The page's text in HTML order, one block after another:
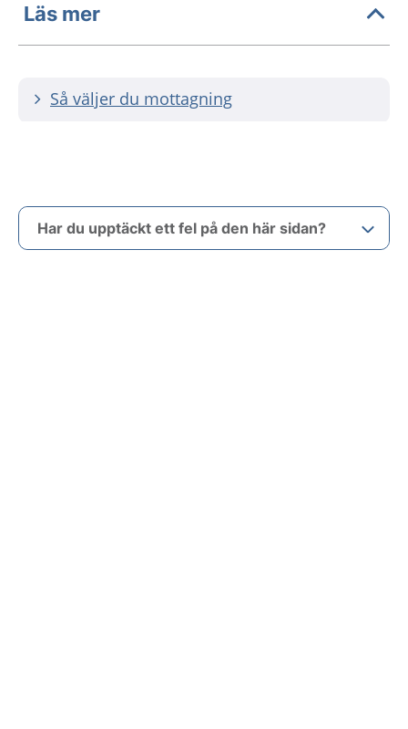
Läs mer
Så väljer du mottagning
Har du upptäckt ett fel på den här sidan?